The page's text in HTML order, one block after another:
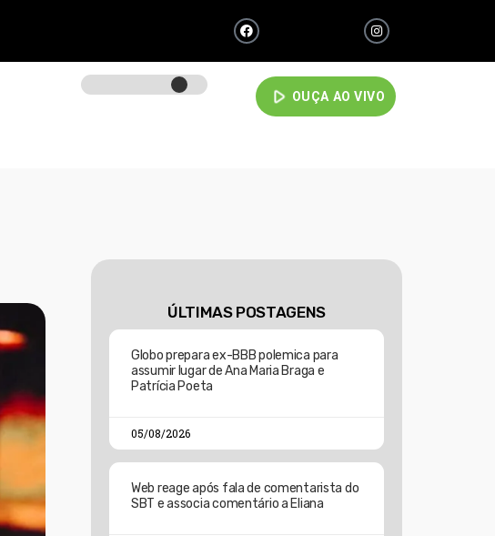
play_arrow OUÇA AO VIVO
ÚLTIMAS POSTAGENS
Globo prepara ex-BBB polemica para
assumir lugar de Ana Maria Braga e
Patrícia Poeta
05/08/2026
Web reage após fala de comentarista do
SBT e associa comentário a Eliana